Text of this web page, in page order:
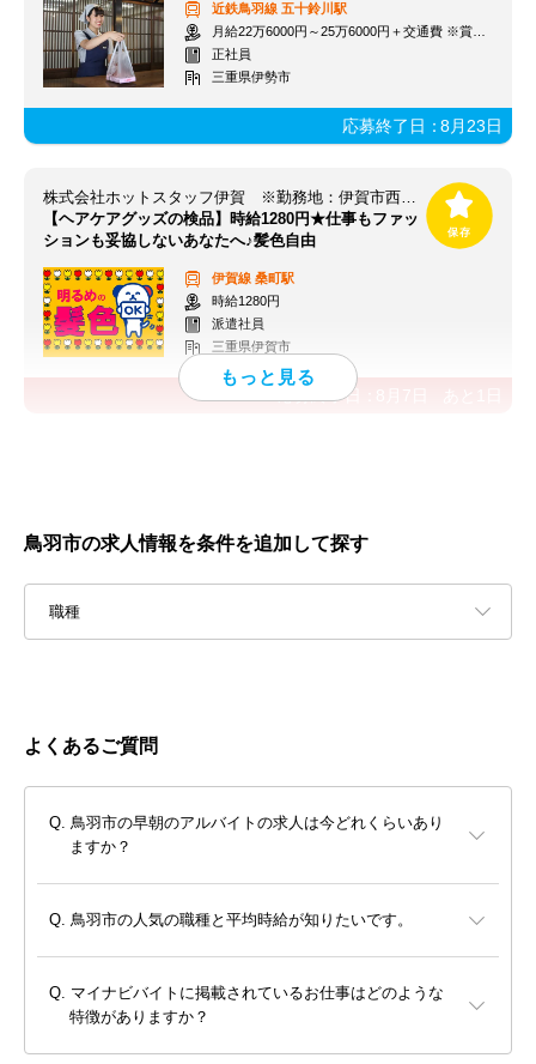
近鉄鳥羽線 五十鈴川駅
月給22万6000円～25万6000円＋交通費 ※賞与年2回
正社員
三重県伊勢市
応募終了日：8月23日
株式会社ホットスタッフ伊賀 ※勤務地：伊賀市西明寺 [260194110015]
【ヘアケアグッズの検品】時給1280円★仕事もファッ
ションも妥協しないあなたへ♪髪色自由
伊賀線 桑町駅
時給1280円
派遣社員
三重県伊賀市
応募終了日：
鳥羽市の求人情報を条件を追加して探す
職種
よくあるご質問
鳥羽市の早朝のアルバイトの求人は今どれくらいあり
ますか？
鳥羽市の人気の職種と平均時給が知りたいです。
マイナビバイトに掲載されているお仕事はどのような
特徴がありますか？